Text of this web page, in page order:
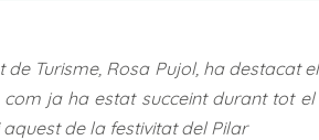
de Turisme, Rosa Pujol, ha
ja ha estat succeint durant tot
aquest de la festivitat del Pilar